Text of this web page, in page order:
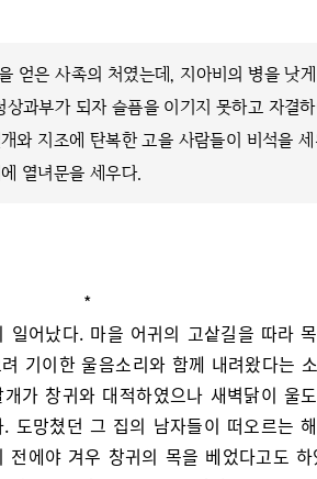
얻은 사족의 처였는데, 지아비의 병을 낫
과부가 되자 슬픔을 이기지 못하고 자결
와 지조에 탄복한 고을 사람들이 비석을
열녀문을 세우다.
*
일어났다. 마을 어귀의 고샅길을 따라
기이한 울음소리와 함께 내려왔다는
가 창귀와 대적하였으나 새벽닭이 울
도망쳤던 그 집의 남자들이 떠오르는
전에야 겨우 창귀의 목을 베었다고도